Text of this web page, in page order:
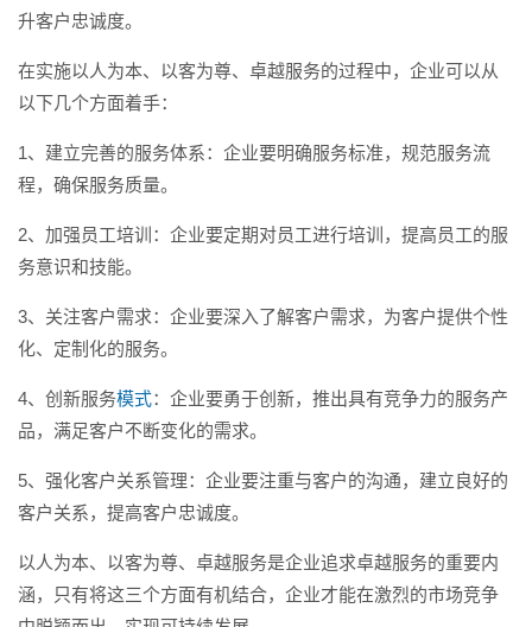
升客户忠诚度。
在实施以人为本、以客为尊、卓越服务的过程中，企业可以从
以下几个方面着手：
1、建立完善的服务体系：企业要明确服务标准，规范服务流
程，确保服务质量。
2、加强员工培训：企业要定期对员工进行培训，提高员工的服
务意识和技能。
3、关注客户需求：企业要深入了解客户需求，为客户提供个性
化、定制化的服务。
4、创新服务模式：企业要勇于创新，推出具有竞争力的服务产
品，满足客户不断变化的需求。
5、强化客户关系管理：企业要注重与客户的沟通，建立良好的
客户关系，提高客户忠诚度。
以人为本、以客为尊、卓越服务是企业追求卓越服务的重要内
涵，只有将这三个方面有机结合，企业才能在激烈的市场竞争